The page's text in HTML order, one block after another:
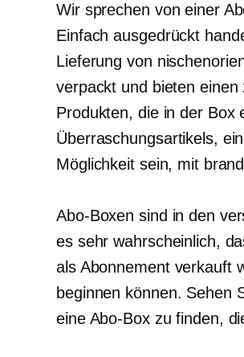
Wir sprechen von einer
Einfach ausgedrückt
Lieferung von
verpackt und bieten
Produkten, die in der Box
Überraschungsartikels,
Möglichkeit sein, mit
Abo-Boxen sind in den
es sehr wahrscheinlich,
als Abonnement verkauft
beginnen können. Sehen
eine Abo-Box zu finden,